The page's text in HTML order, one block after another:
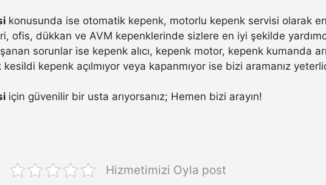
konusunda ise otomatik kepenk, motorlu kepenk servisi olarak
ofis, dükkan ve AVM kepenklerinde sizlere en iyi şekilde
sorunlar ise kepenk alıcı, kepenk motor, kepenk kumanda
kepenk açılmıyor veya kapanmıyor ise bizi aramanız
için güvenilir bir usta arıyorsanız; Hemen bizi arayın!
Hizmetimizi Oyla post